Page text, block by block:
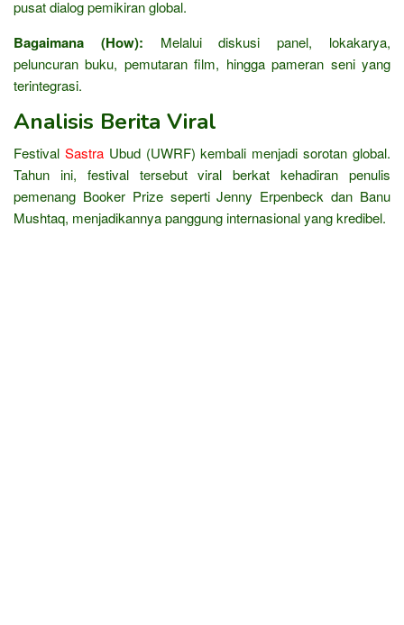
pusat dialog pemikiran global.
Bagaimana (How): Melalui diskusi panel, lokakarya,
peluncuran buku, pemutaran film, hingga pameran seni yang
terintegrasi.
Analisis Berita Viral
Festival SastraUbud (UWRF) kembali menjadi sorotan global.
Tahun ini, festival tersebut viral berkat kehadiran penulis
pemenang Booker Prize seperti Jenny Erpenbeck dan Banu
Mushtaq, menjadikannya panggung internasional yang kredibel.